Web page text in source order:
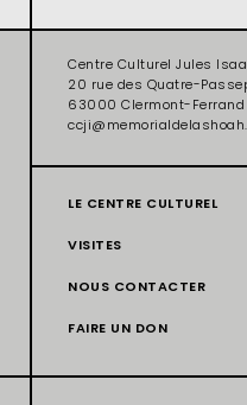
Centre Culturel Jules
20 rue des Quatre-
63000 Clermont-Ferrand
LE CENTRE CULTUREL
VISITES
NOUS CONTACTER
FAIRE UN DON